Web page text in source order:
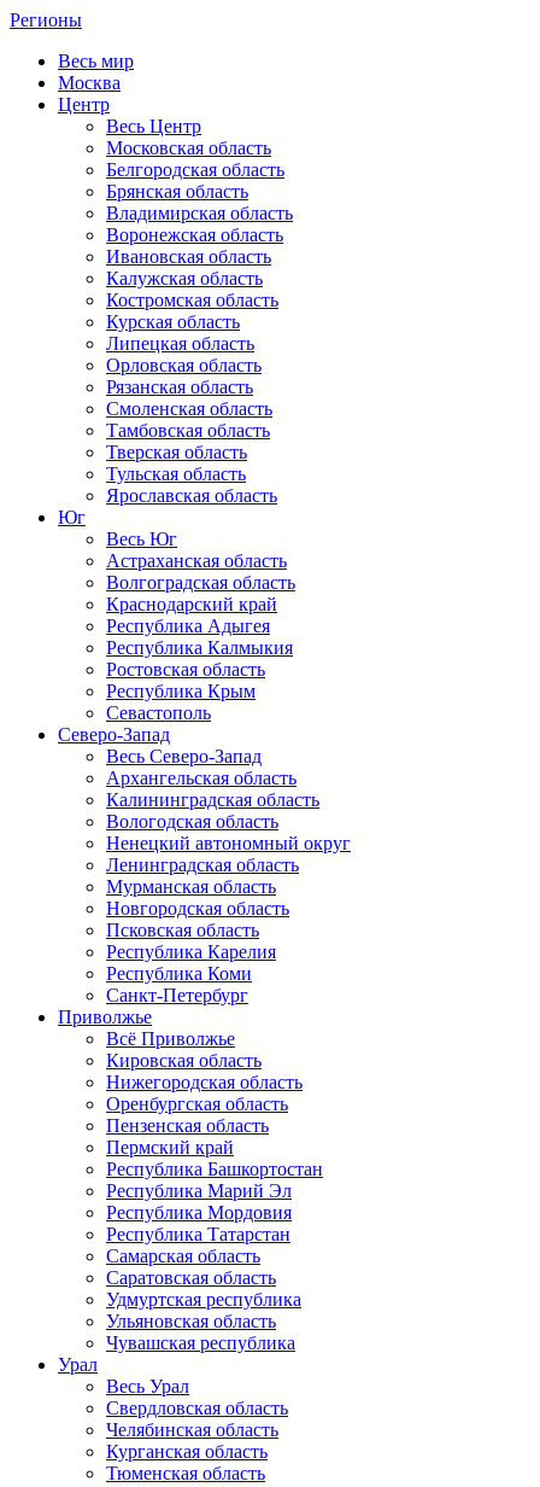
Регионы
Весь мир
Москва
Центр
Весь Центр
Московская область
Белгородская область
Брянская область
Владимирская область
Воронежская область
Ивановская область
Калужская область
Костромская область
Курская область
Липецкая область
Орловская область
Рязанская область
Смоленская область
Тамбовская область
Тверская область
Тульская область
Ярославская область
Юг
Весь Юг
Астраханская область
Волгоградская область
Краснодарский край
Республика Адыгея
Республика Калмыкия
Ростовская область
Республика Крым
Севастополь
Северо-Запад
Весь Северо-Запад
Архангельская область
Калининградская область
Вологодская область
Ненецкий автономный округ
Ленинградская область
Мурманская область
Новгородская область
Псковская область
Республика Карелия
Республика Коми
Санкт-Петербург
Приволжье
Всё Приволжье
Кировская область
Нижегородская область
Оренбургская область
Пензенская область
Пермский край
Республика Башкортостан
Республика Марий Эл
Республика Мордовия
Республика Татарстан
Самарская область
Саратовская область
Удмуртская республика
Ульяновская область
Чувашская республика
Урал
Весь Урал
Свердловская область
Челябинская область
Курганская область
Тюменская область